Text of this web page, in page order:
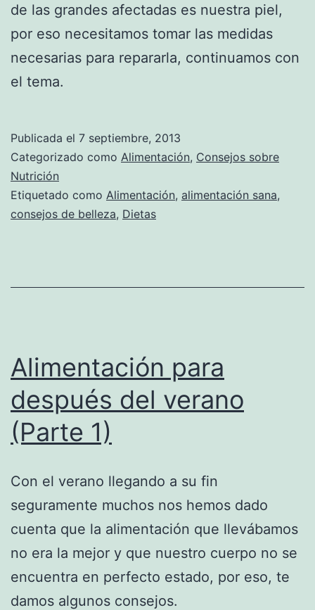
de las grandes afectadas es nuestra piel,
por eso necesitamos tomar las medidas
necesarias para repararla, continuamos con
el tema.
Publicada el 7 septiembre, 2013
Categorizado como Alimentación, Consejos sobre
Nutrición
Etiquetado como Alimentación, alimentación sana,
consejos de belleza, Dietas
Alimentación para
después del verano
(Parte 1)
Con el verano llegando a su fin
seguramente muchos nos hemos dado
cuenta que la alimentación que llevábamos
no era la mejor y que nuestro cuerpo no se
encuentra en perfecto estado, por eso, te
damos algunos consejos.